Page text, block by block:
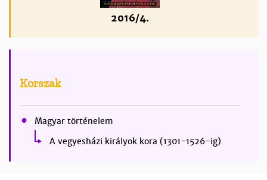
2016/4.
Korszak
Magyar történelem
A vegyesházi királyok kora (1301-1526-ig)